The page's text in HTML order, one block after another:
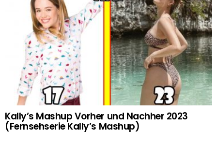
Kally’s Mashup Vorher und Nachher 2023
(Fernsehserie Kally’s Mashup)